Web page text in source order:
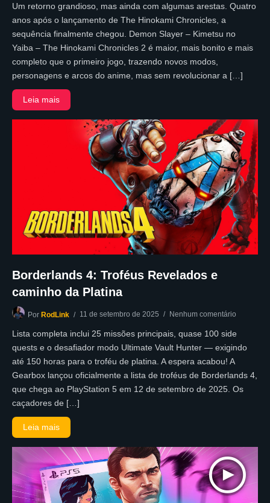
Um retorno grandioso, mas ainda com algumas arestas. Quatro
anos após o lançamento de The Hinokami Chronicles, a
sequência finalmente chegou. Demon Slayer – Kimetsu no
Yaiba – The Hinokami Chronicles 2 é maior, mais bonito e mais
completo que o primeiro jogo, trazendo novos modos,
personagens e arcos do anime, mas sem revolucionar a […]
Leia mais
Borderlands 4: Troféus Revelados e
caminho da Platina
Por RodLink 11 de setembro de 2025 Nenhum comentário
Lista completa inclui 25 missões principais, quase 100 side
quests e o desafiador modo Ultimate Vault Hunter — exigindo
até 150 horas para o troféu de platina. A espera acabou! A
Gearbox lançou oficialmente a lista de troféus de Borderlands 4,
que chega ao PlayStation 5 em 12 de setembro de 2025. Os
caçadores de […]
Leia mais